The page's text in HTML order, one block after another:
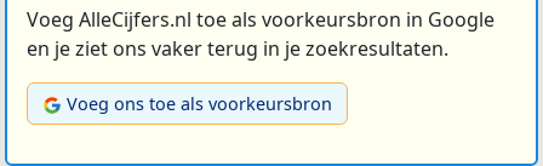
Voeg AlleCijfers.nl toe als voorkeursbron in Google
en je ziet ons vaker terug in je zoekresultaten.
Voeg ons toe als voorkeursbron